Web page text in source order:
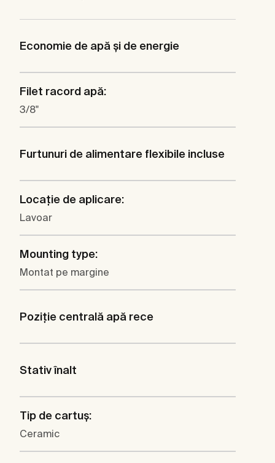
Economie de apă şi de energie
Filet racord apă:
3/8"
Furtunuri de alimentare flexibile incluse
Locaţie de aplicare:
Lavoar
Mounting type:
Montat pe margine
Poziţie centrală apă rece
Stativ înalt
Tip de cartuş:
Ceramic